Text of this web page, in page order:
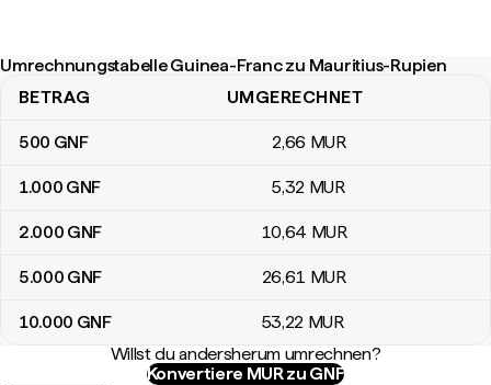
Umrechnungstabelle Guinea-Franc zu Mauritius-Rupien
Umrechnungstabelle Guinea-Franc zu Mauritius-Rupien
BETRAG UMGERECHNET
500 GNF 2,66 MUR
1.000 GNF 5,32 MUR
2.000 GNF 10,64 MUR
5.000 GNF 26,61 MUR
10.000 GNF 53,22 MUR
Willst du andersherum umrechnen?
Konvertiere MUR zu GNF